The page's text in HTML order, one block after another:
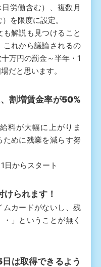
労働含む）、複数月
を限度に設定。
解説も見つけること
これから議論されるの
万円の罰金～半年・1
だと思います。
割増賃金率が50%
料が大幅に上がりま
めに残業を減らす努
からスタート
られます！
ムカードがないし、残
」ということが無く
は取得できるよう